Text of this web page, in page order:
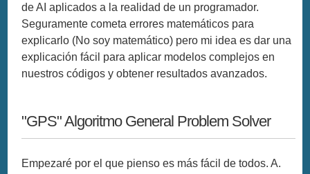
de AI aplicados a la realidad de un programador.
Seguramente cometa errores matemáticos para
explicarlo (No soy matemático) pero mi idea es dar una
explicación fácil para aplicar modelos complejos en
nuestros códigos y obtener resultados avanzados.
"GPS" Algoritmo General Problem Solver
Empezaré por el que pienso es más fácil de todos. A.